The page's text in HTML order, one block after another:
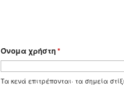
Όνομα χρήστη*
Τα κενά επιτρέπονται· τα σημεία